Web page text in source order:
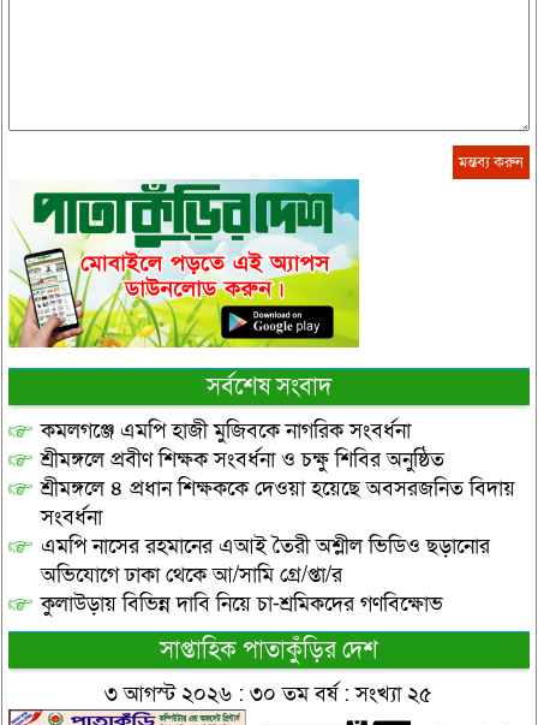
সর্বশেষ সংবাদ
কমলগঞ্জে এমপি হাজী মুজিবকে নাগরিক সংবর্ধনা
শ্রীমঙ্গলে প্রবীণ শিক্ষক সংবর্ধনা ও চক্ষু শিবির অনুষ্ঠিত
শ্রীমঙ্গলে ৪ প্রধান শিক্ষককে দেওয়া হয়েছে অবসরজনিত বিদায়
সংবর্ধনা
এমপি নাসের রহমানের এআই তৈরী অশ্লীল ভিডিও ছড়ানোর
অভিযোগে ঢাকা থেকে আ/সামি গ্রে/প্তা/র
কুলাউড়ায় বিভিন্ন দাবি নিয়ে চা-শ্রমিকদের গণবিক্ষোভ
সাপ্তাহিক পাতাকুঁড়ির দেশ
৩ আগস্ট ২০২৬ : ৩০ তম বর্ষ : সংখ্যা ২৫